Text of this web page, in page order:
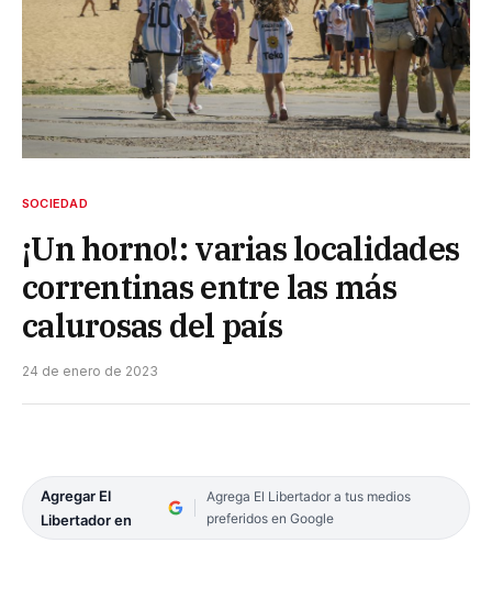
SOCIEDAD
¡Un horno!: varias localidades
correntinas entre las más
calurosas del país
24 de enero de 2023
Agregar El
Libertador en
Agrega El Libertador a tus medios
preferidos en Google